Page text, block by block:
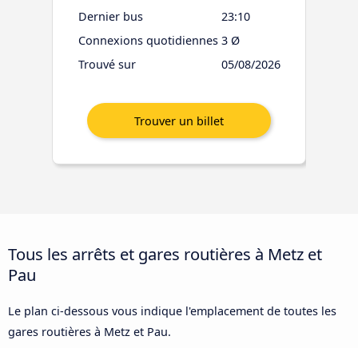
Dernier bus
23:10
Connexions quotidiennes 3 Ø
Trouvé sur
05/08/2026
Tous les arrêts et gares routières à Metz et
Pau
Le plan ci-dessous vous indique l'emplacement de toutes les
gares routières à Metz et Pau.